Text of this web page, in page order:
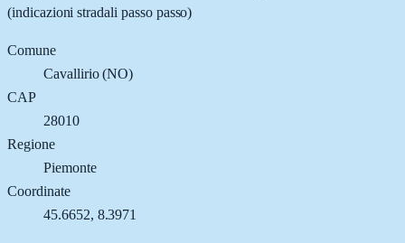
(indicazioni stradali passo passo)
Comune
Cavallirio(NO)
CAP
28010
Regione
Piemonte
Coordinate
45.6652, 8.3971